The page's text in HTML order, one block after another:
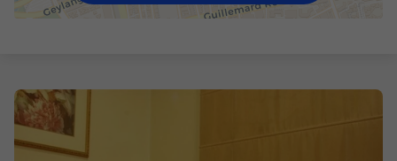
Voos + Hotel
Disneyland ® Paris
Escapadinhas